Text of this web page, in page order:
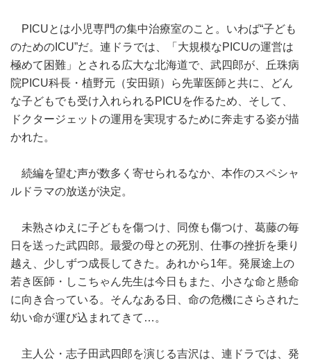
PICUとは小児専門の集中治療室のこと。いわば“子ども
のためのICU”だ。連ドラでは、「大規模なPICUの運営は
極めて困難」とされる広大な北海道で、武四郎が、丘珠病
院PICU科長・植野元（安田顕）ら先輩医師と共に、どん
な子どもでも受け入れられるPICUを作るため、そして、
ドクタージェットの運用を実現するために奔走する姿が描
かれた。
続編を望む声が数多く寄せられるなか、本作のスペシャ
ルドラマの放送が決定。
未熟さゆえに子どもを傷つけ、同僚も傷つけ、葛藤の毎
日を送った武四郎。最愛の母との死別、仕事の挫折を乗り
越え、少しずつ成長してきた。あれから1年。発展途上の
若き医師・しこちゃん先生は今日もまた、小さな命と懸命
に向き合っている。そんなある日、命の危機にさらされた
幼い命が運び込まれてきて…。
主人公・志子田武四郎を演じる吉沢は、連ドラでは、発